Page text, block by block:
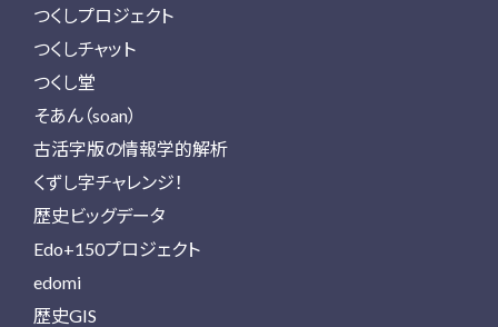
つくしプロジェクト
つくしチャット
つくし堂
そあん（soan）
古活字版の情報学的解析
くずし字チャレンジ！
歴史ビッグデータ
Edo+150プロジェクト
edomi
歴史GIS